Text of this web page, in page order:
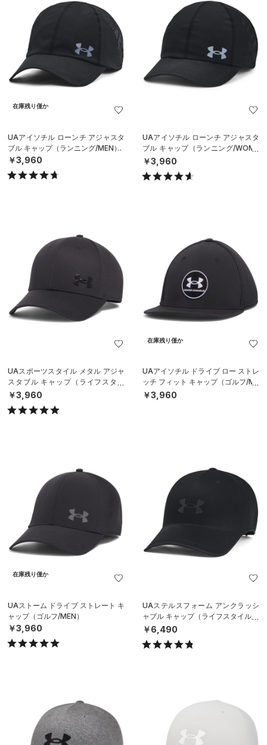
在庫残り僅か
UAアイソチル ローンチ アジャスタ
ブル キャップ（ランニング/MEN）
￥3,960
UAアイソチル ローンチ アジャスタ
ブル キャップ（ランニング/WOME
N）
￥3,960
UAスポーツスタイル メタル アジャ
スタブル キャップ（ライフスタイ
ル/MEN）
￥3,960
在庫残り僅か
UAアイソチル ドライブ ロー ストレ
ッチ フィット キャップ（ゴルフ/ME
N）
￥3,960
在庫残り僅か
UAストーム ドライブ ストレート キ
ャップ（ゴルフ/MEN）
￥3,960
UAステルスフォーム アンクラッシ
ャブル キャップ（ライフスタイル/U
NISEX）
￥6,490